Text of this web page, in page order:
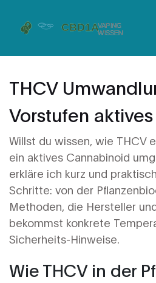
THCV
Vorstufen
Willst du wissen, wie THCV
ein aktives Cannabinoid
erkläre ich kurz und
Schritte: von der
Methoden, die Hersteller
bekommst konkrete
Sicherheits-Hinweise.
Wie THCV in der